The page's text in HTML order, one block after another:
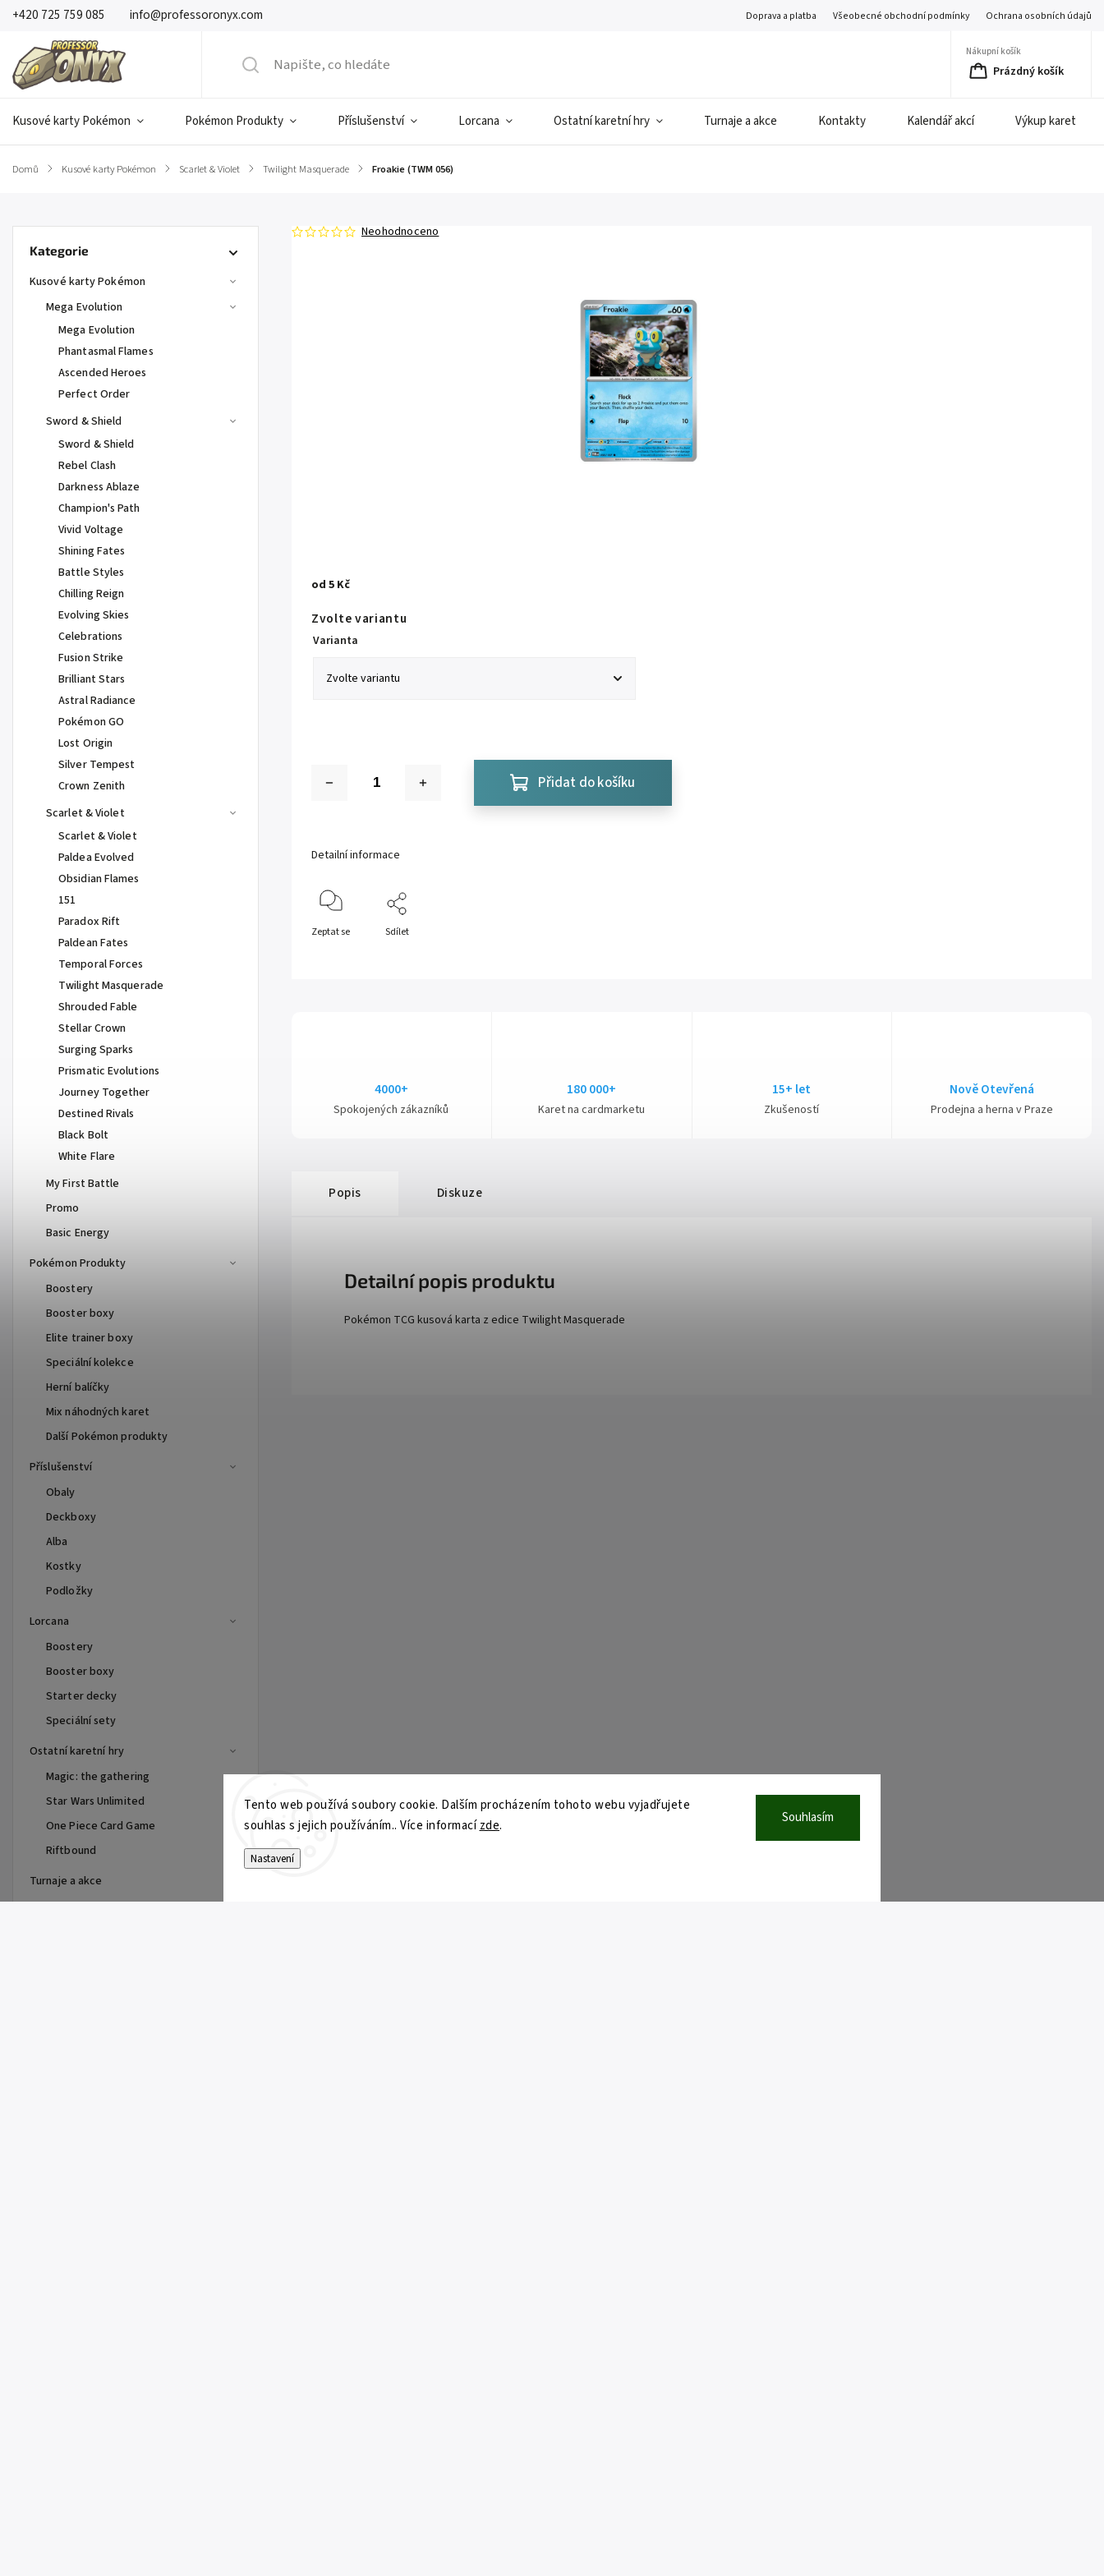
Tento web používá soubory cookie. Dalším procházením tohoto webu vyjadřujete
souhlas s jejich používáním.. Více informacízde.
Nastavení
Souhlasím
+420 725 759 085 info@professoronyx.com Doprava a platba Všeobecné obchodní podmínky Ochrana osobních údajů
Nákupní košík
Prázdný košík
Kusové karty Pokémon Pokémon Produkty Příslušenství Lorcana Ostatní karetní hry Turnaje a akce Kontakty Kalendář akcí Výkup karet
Domů / Kusové karty Pokémon / Scarlet & Violet / Twilight Masquerade / Froakie (TWM 056)
Kategorie
Kusové karty Pokémon
Mega Evolution
Mega Evolution
Phantasmal Flames
Ascended Heroes
Perfect Order
Sword & Shield
Sword & Shield
Rebel Clash
Darkness Ablaze
Champion's Path
Vivid Voltage
Shining Fates
Battle Styles
Chilling Reign
Evolving Skies
Celebrations
Fusion Strike
Brilliant Stars
Astral Radiance
Pokémon GO
Lost Origin
Silver Tempest
Crown Zenith
Scarlet & Violet
Scarlet & Violet
Paldea Evolved
Obsidian Flames
151
Paradox Rift
Paldean Fates
Temporal Forces
Twilight Masquerade
Shrouded Fable
Stellar Crown
Surging Sparks
Prismatic Evolutions
Journey Together
Destined Rivals
Black Bolt
White Flare
My First Battle
Promo
Basic Energy
Pokémon Produkty
Boostery
Booster boxy
Elite trainer boxy
Speciální kolekce
Herní balíčky
Mix náhodných karet
Další Pokémon produkty
Příslušenství
Obaly
Deckboxy
Alba
Kostky
Podložky
Lorcana
Boostery
Booster boxy
Starter decky
Speciální sety
Ostatní karetní hry
Magic: the gathering
Star Wars Unlimited
One Piece Card Game
Riftbound
Turnaje a akce
Neohodnoceno
od 5 Kč
Zvolte variantu
Varianta
Přidat do košíku
Detailní informace
Zeptat se Sdílet
4000+
Spokojených zákazníků
180 000+
Karet na cardmarketu
15+ let
Zkušeností
Nově Otevřená
Prodejna a herna v Praze
Popis Diskuze
Detailní popis produktu
Pokémon TCG kusová karta z edice Twilight Masquerade